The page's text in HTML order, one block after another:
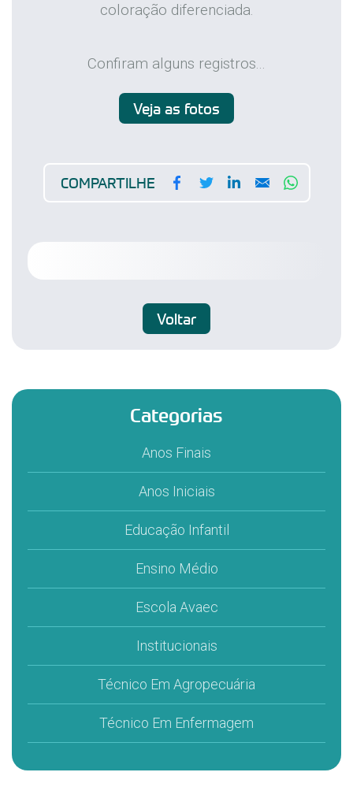
coloração diferenciada.
Confiram alguns registros...
Veja as fotos
COMPARTILHE FacebookTwitterLinkedIn
Email
Voltar
Categorias
Anos Finais
Anos Iniciais
Educação Infantil
Ensino Médio
Escola Avaec
Institucionais
Técnico Em Agropecuária
Técnico Em Enfermagem